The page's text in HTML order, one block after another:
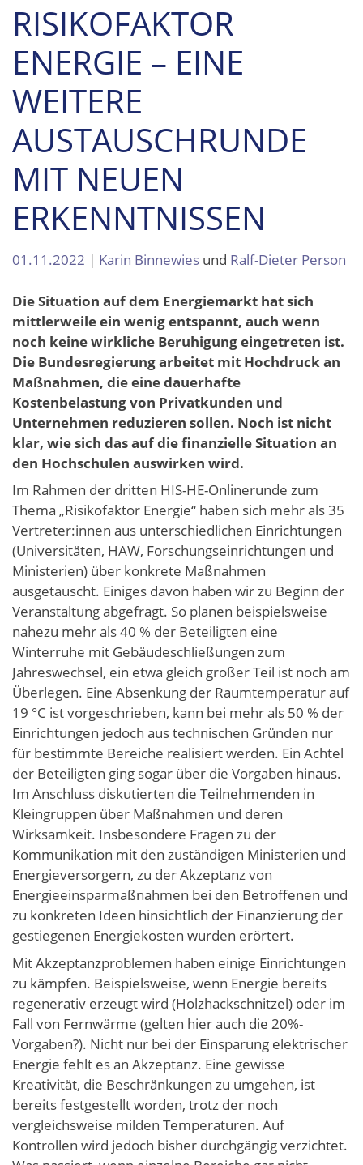
RISIKOFAKTOR
ENERGIE – EINE
WEITERE
AUSTAUSCHRUNDE
MIT NEUEN
ERKENNTNISSEN
01.11.2022 | Karin Binnewies und Ralf-Dieter Person
Die Situation auf dem Energiemarkt hat sich
mittlerweile ein wenig entspannt, auch wenn
noch keine wirkliche Beruhigung eingetreten ist.
Die Bundesregierung arbeitet mit Hochdruck an
Maßnahmen, die eine dauerhafte
Kostenbelastung von Privatkunden und
Unternehmen reduzieren sollen. Noch ist nicht
klar, wie sich das auf die finanzielle Situation an
den Hochschulen auswirken wird.
Im Rahmen der dritten HIS-HE-Onlinerunde zum
Thema „Risikofaktor Energie“ haben sich mehr als 35
Vertreter:innen aus unterschiedlichen Einrichtungen
(Universitäten, HAW, Forschungseinrichtungen und
Ministerien) über konkrete Maßnahmen
ausgetauscht. Einiges davon haben wir zu Beginn der
Veranstaltung abgefragt. So planen beispielsweise
nahezu mehr als 40 % der Beteiligten eine
Winterruhe mit Gebäudeschließungen zum
Jahreswechsel, ein etwa gleich großer Teil ist noch am
Überlegen. Eine Absenkung der Raumtemperatur auf
19 °C ist vorgeschrieben, kann bei mehr als 50 % der
Einrichtungen jedoch aus technischen Gründen nur
für bestimmte Bereiche realisiert werden. Ein Achtel
der Beteiligten ging sogar über die Vorgaben hinaus.
Im Anschluss diskutierten die Teilnehmenden in
Kleingruppen über Maßnahmen und deren
Wirksamkeit. Insbesondere Fragen zu der
Kommunikation mit den zuständigen Ministerien und
Energieversorgern, zu der Akzeptanz von
Energieeinsparmaßnahmen bei den Betroffenen und
zu konkreten Ideen hinsichtlich der Finanzierung der
gestiegenen Energiekosten wurden erörtert.
Mit Akzeptanzproblemen haben einige Einrichtungen
zu kämpfen. Beispielsweise, wenn Energie bereits
regenerativ erzeugt wird (Holzhackschnitzel) oder im
Fall von Fernwärme (gelten hier auch die 20%-
Vorgaben?). Nicht nur bei der Einsparung elektrischer
Energie fehlt es an Akzeptanz. Eine gewisse
Kreativität, die Beschränkungen zu umgehen, ist
bereits festgestellt worden, trotz der noch
vergleichsweise milden Temperaturen. Auf
Kontrollen wird jedoch bisher durchgängig verzichtet.